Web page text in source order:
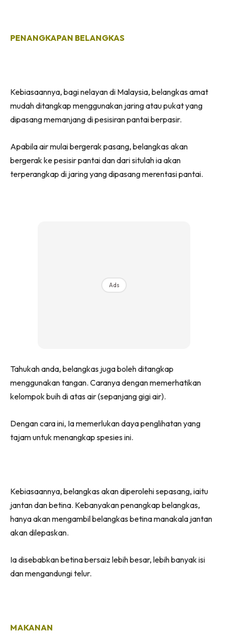
PENANGKAPAN BELANGKAS
Kebiasaannya, bagi nelayan di Malaysia, belangkas amat
mudah ditangkap menggunakan jaring atau pukat yang
dipasang memanjang di pesisiran pantai berpasir.
Apabila air mulai bergerak pasang, belangkas akan
bergerak ke pesisir pantai dan dari situlah ia akan
terperangkap di jaring yang dipasang merentasi pantai.
Ads
Tahukah anda, belangkas juga boleh ditangkap
menggunakan tangan. Caranya dengan memerhatikan
kelompok buih di atas air (sepanjang gigi air).
Dengan cara ini, Ia memerlukan daya penglihatan yang
tajam untuk menangkap spesies ini.
Kebiasaannya, belangkas akan diperolehi sepasang, iaitu
jantan dan betina. Kebanyakan penangkap belangkas,
hanya akan mengambil belangkas betina manakala jantan
akan dilepaskan.
Ia disebabkan betina bersaiz lebih besar, lebih banyak isi
dan mengandungi telur.
MAKANAN